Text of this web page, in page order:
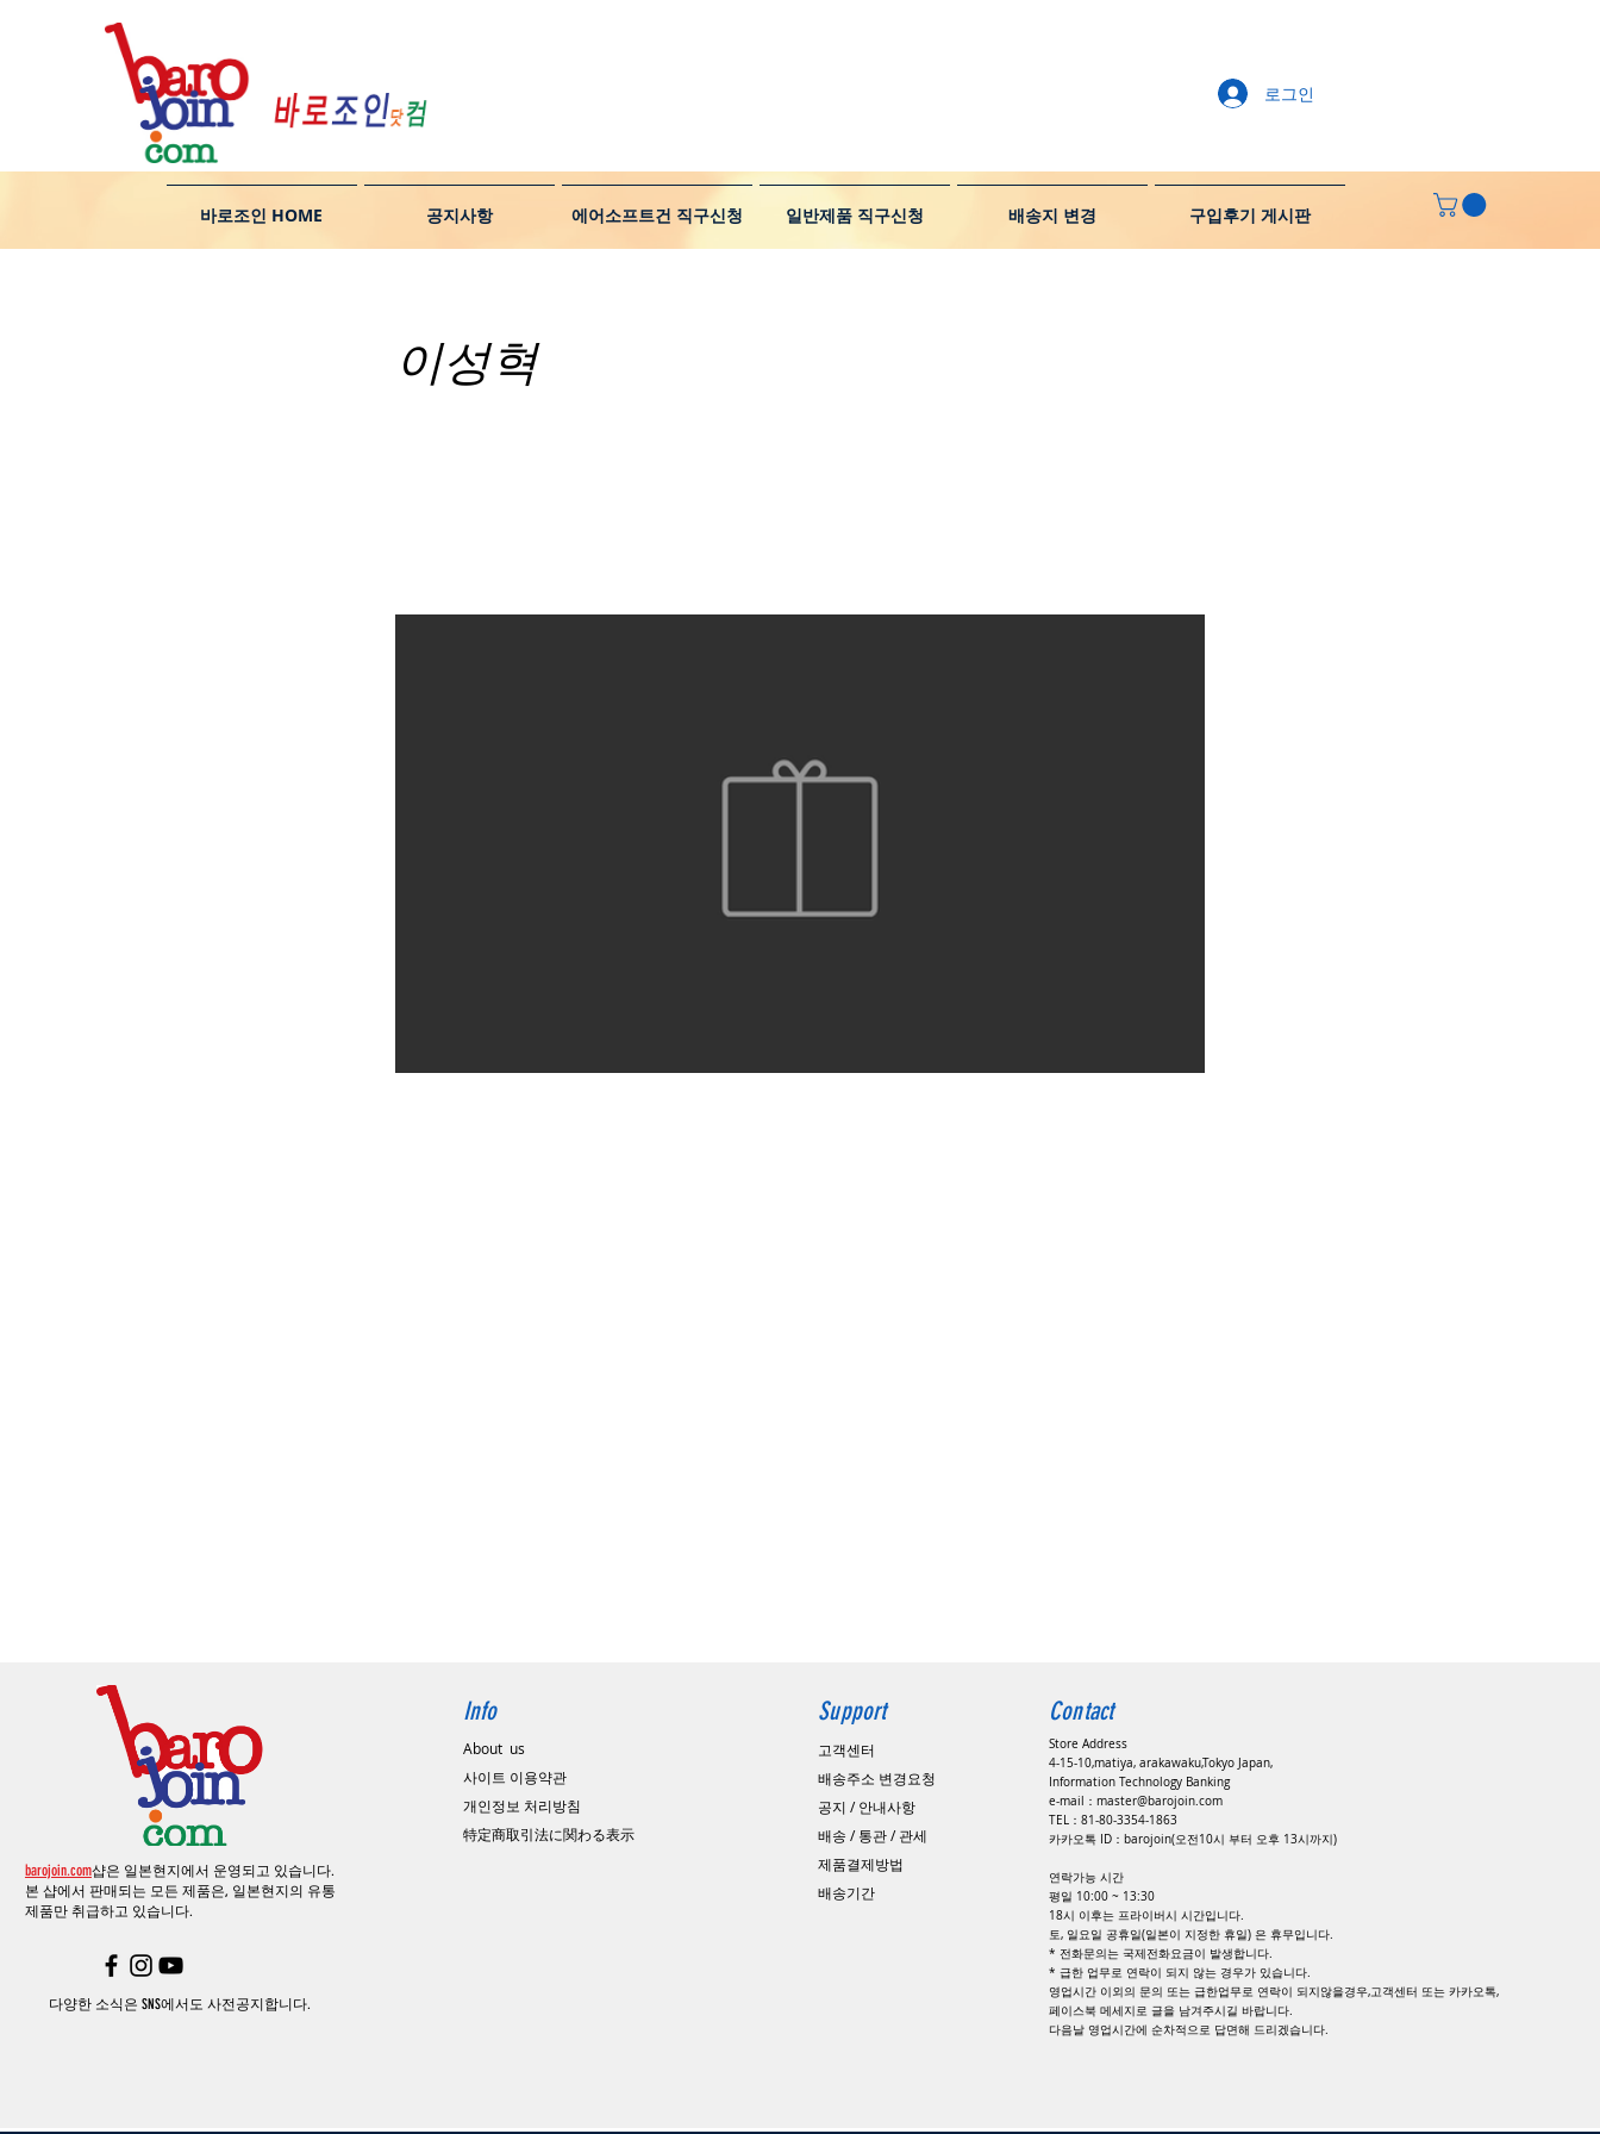
바로조인 HOME 공지사항 에어소프트건 직구신청 일반제품 직구신청 배송지 변경 구입후기 게시판
로그인
이성혁
barojoin.com샵은 일본현지에서 운영되고 있습니다.
본 샵에서 판매되는 모든 제품은, 일본현지의 유통
제품만 취급하고 있습니다.
다양한 소식은 SNS에서도 사전공지합니다.
Info
About us
사이트 이용약관
​개인정보 처리방침
特定商取引法に関わる表示
Support
고객센터
배송주소 변경요청
공지 / 안내사항
배송 / 통관 / 관세
제품결제방법
배송기간
Contact
Store Address
4-15-10,matiya, arakawaku,Tokyo Japan,
Information Technology Banking
e-mail： master@barojoin.com
​TEL：81-80-3354-1863
카카오톡 ID：barojoin(오전10시 부터 오후 13시까지)
연락가능 시간
평일 10:00 ~ 13:30
18시 이후는 프라이버시 시간입니다.
토, 일요일 공휴일(일본이 지정한 휴일) 은 휴무입니다.
* 전화문의는 국제전화요금이 발생합니다.
* 급한 업무로 연락이 되지 않는 경우가 있습니다.
영업시간 이외의 문의 또는 급한업무로 연락이 되지않을경우,고객센터 또는 카카오톡,
페이스북 메세지로 글을 남겨주시길 바랍니다.
​다음날 영업시간에 순차적으로 답면해 드리겠습니다.